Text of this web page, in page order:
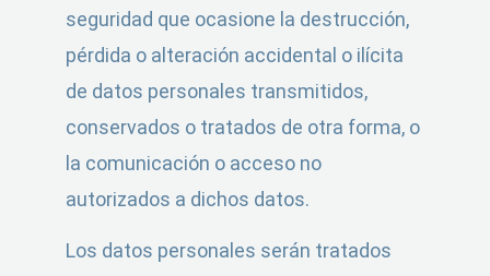
seguridad que ocasione la destrucción,
pérdida o alteración accidental o ilícita
de datos personales transmitidos,
conservados o tratados de otra forma, o
la comunicación o acceso no
autorizados a dichos datos.
Los datos personales serán tratados